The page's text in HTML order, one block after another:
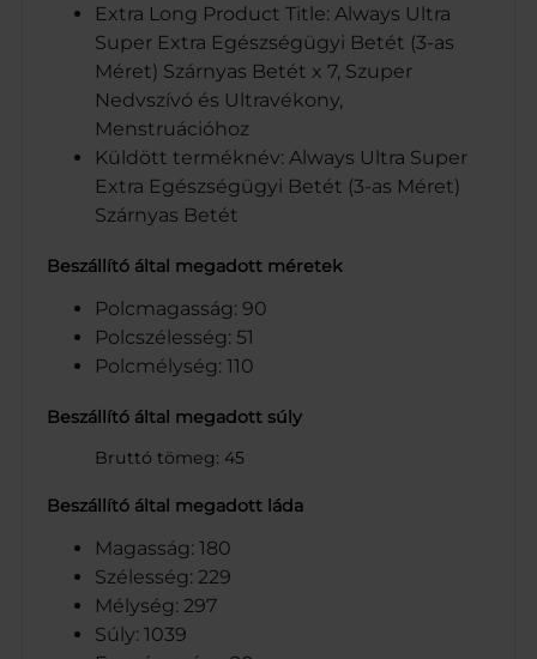
Extra Long Product Title: Always Ultra
Super Extra Egészségügyi Betét (3-as
Méret) Szárnyas Betét x 7, Szuper
Nedvszívó és Ultravékony,
Menstruációhoz
Küldött terméknév: Always Ultra Super
Extra Egészségügyi Betét (3-as Méret)
Szárnyas Betét
Beszállító által megadott méretek
Polcmagasság: 90
Polcszélesség: 51
Polcmélység: 110
Beszállító által megadott súly
Bruttó tömeg: 45
Beszállító által megadott láda
Magasság: 180
Szélesség: 229
Mélység: 297
Súly: 1039